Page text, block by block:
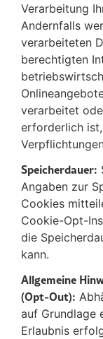
Verarbeitung
Andernfalls
verarbeiteten
berechtigten
verarbeitet
erforderlich
Speicherdauer:
Angaben zur
Cookies
Cookie-Opt-
die
kann.
Allgemeine
(Opt-Out):
auf Grundlage
Erlaubnis